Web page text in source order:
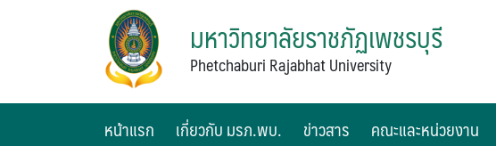
มหาวิทยาลัยราชภัฏเพชรบุรี
Phetchaburi Rajabhat University
หน้าแรก เกี่ยวกับ มรภ.พบ. ข่าวสาร คณะและหน่วยงาน